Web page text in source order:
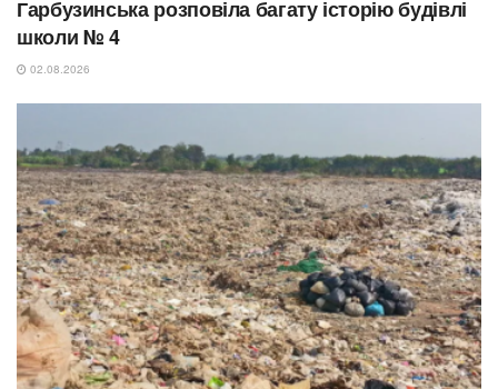
Гарбузинська розповіла багату історію будівлі
школи № 4
02.08.2026